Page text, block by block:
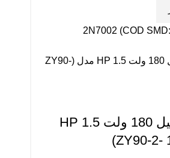
موتور تردمیل 180 ولت 1.5 HP